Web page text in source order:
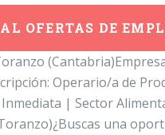
OFERTAS DE
Operario/a de
| Sector
una